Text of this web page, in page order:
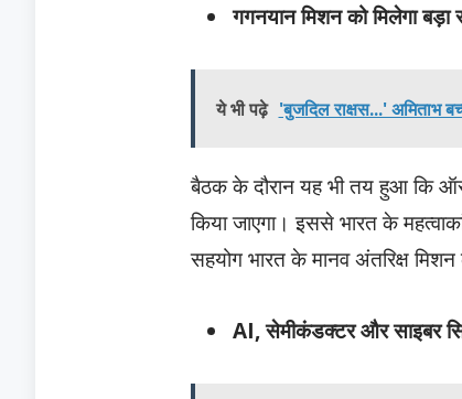
गगनयान मिशन को मिलेगा बड़ा
ये भी पढ़े 'बुजदिल राक्षस...' अमिताभ
बैठक के दौरान यह भी तय हुआ कि
किया जाएगा। इससे भारत के
सहयोग भारत के मानव अंतरिक्ष मिशन
AI, सेमीकंडक्टर और साइबर